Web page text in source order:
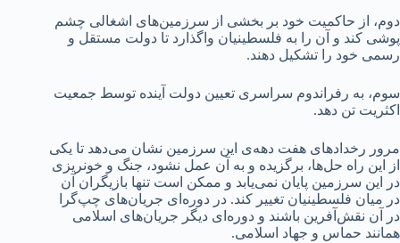
دوم، از حاکمیت خود بر بخشی از سرزمین‌های اشغالی چشم
پوشی کند و آن را به فلسطینیان واگذارد تا دولت مستقل و
رسمی خود را تشکیل دهند.
سوم، به رفراندوم سراسری تعیین دولت آینده توسط جمعیت
اکثریت تن دهد.
مرور رخدادهای هفت دهه‌ی این سرزمین نشان می‌دهد تا یکی
از این راه حل‌ها، برگزیده و به آن عمل نشود، جنگ و خونریزی
در این سرزمین پایان نمی‌یابد و ممکن است تنها بازیگران آن
در میان فلسطینیان تغییر کند. در دوره‌ای جریان‌های چپ‌گرا
در آن نقش‌آفرین باشند و دوره‌ای دیگر جریان‌های اسلامی
همانند حماس و جهاد اسلامی.